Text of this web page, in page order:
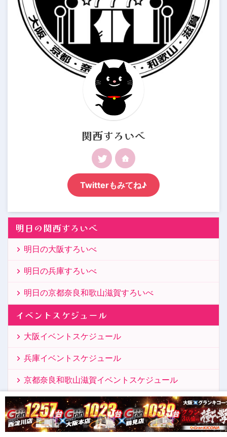
関西すろいべ
Twitterもみてね♪
明日の関西すろいべ
明日の大阪すろいべ
明日の兵庫すろいべ
明日の京都奈良和歌山滋賀すろいべ
イベントスケジュール
大阪イベントスケジュール
兵庫イベントスケジュール
京都奈良和歌山滋賀イベントスケジュール
結果記事
大阪結果記事